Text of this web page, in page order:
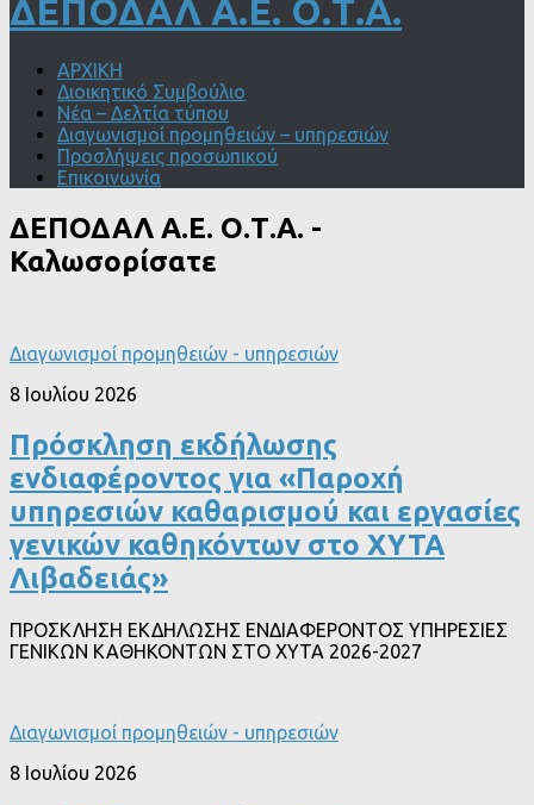
ΔΕΠΟΔΑΛ Α.Ε. Ο.Τ.Α.
ΑΡΧΙΚΗ
Διοικητικό Συμβούλιο
Νέα – Δελτία τύπου
Διαγωνισμοί προμηθειών – υπηρεσιών
Προσλήψεις προσωπικού
Επικοινωνία
ΔΕΠΟΔΑΛ Α.Ε. Ο.Τ.Α. -
Καλωσορίσατε
Διαγωνισμοί προμηθειών - υπηρεσιών
8 Ιουλίου 2026
Πρόσκληση εκδήλωσης
ενδιαφέροντος για «Παροχή
υπηρεσιών καθαρισμού και εργασίες
γενικών καθηκόντων στο ΧΥΤΑ
Λιβαδειάς»
ΠΡΟΣΚΛΗΣΗ ΕΚΔΗΛΩΣΗΣ ΕΝΔΙΑΦΕΡΟΝΤΟΣ ΥΠΗΡΕΣΙΕΣ
ΓΕΝΙΚΩΝ ΚΑΘΗΚΟΝΤΩΝ ΣΤΟ ΧΥΤΑ 2026-2027
Διαγωνισμοί προμηθειών - υπηρεσιών
8 Ιουλίου 2026